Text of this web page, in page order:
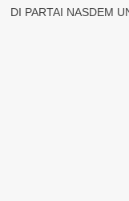
DI PARTAI NASDEM